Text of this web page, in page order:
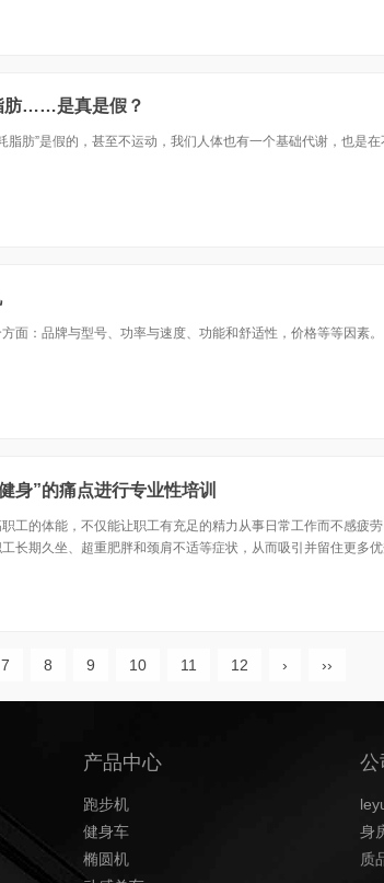
肪……是真是假？
肪”是假的，甚至不运动，我们人体也有一个基础代谢，也是在
面：品牌与型号、功率与速度、功能和舒适性，价格等等因素。
身”的痛点进行专业性培训
工的体能，不仅能让职工有充足的精力从事日常工作而不感疲
长期久坐、超重肥胖和颈肩不适等症状，从而吸引并留住更多
7 8 9 10 11 12 › ››
产品中心
跑步机
健身车
椭圆机
公
身
质